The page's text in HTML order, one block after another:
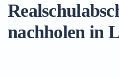
nachholen in